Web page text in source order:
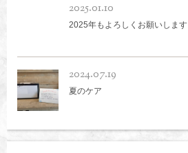
2025.01.10
2025年もよろしくお願いします
2024.07.19
夏のケア